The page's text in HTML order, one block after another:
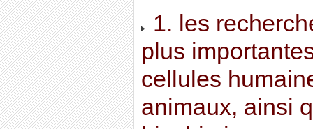
1. les
plus
cellules
animaux, ainsi